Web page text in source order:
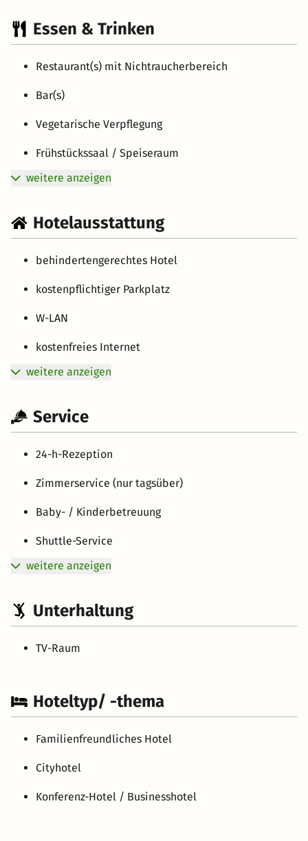
Essen & Trinken
Restaurant(s) mit Nichtraucherbereich
Bar(s)
Vegetarische Verpflegung
Frühstückssaal / Speiseraum
weitere anzeigen
Hotelausstattung
behindertengerechtes Hotel
kostenpflichtiger Parkplatz
W-LAN
kostenfreies Internet
weitere anzeigen
Service
24-h-Rezeption
Zimmerservice (nur tagsüber)
Baby- / Kinderbetreuung
Shuttle-Service
weitere anzeigen
Unterhaltung
TV-Raum
Hoteltyp/ -thema
Familienfreundliches Hotel
Cityhotel
Konferenz-Hotel / Businesshotel